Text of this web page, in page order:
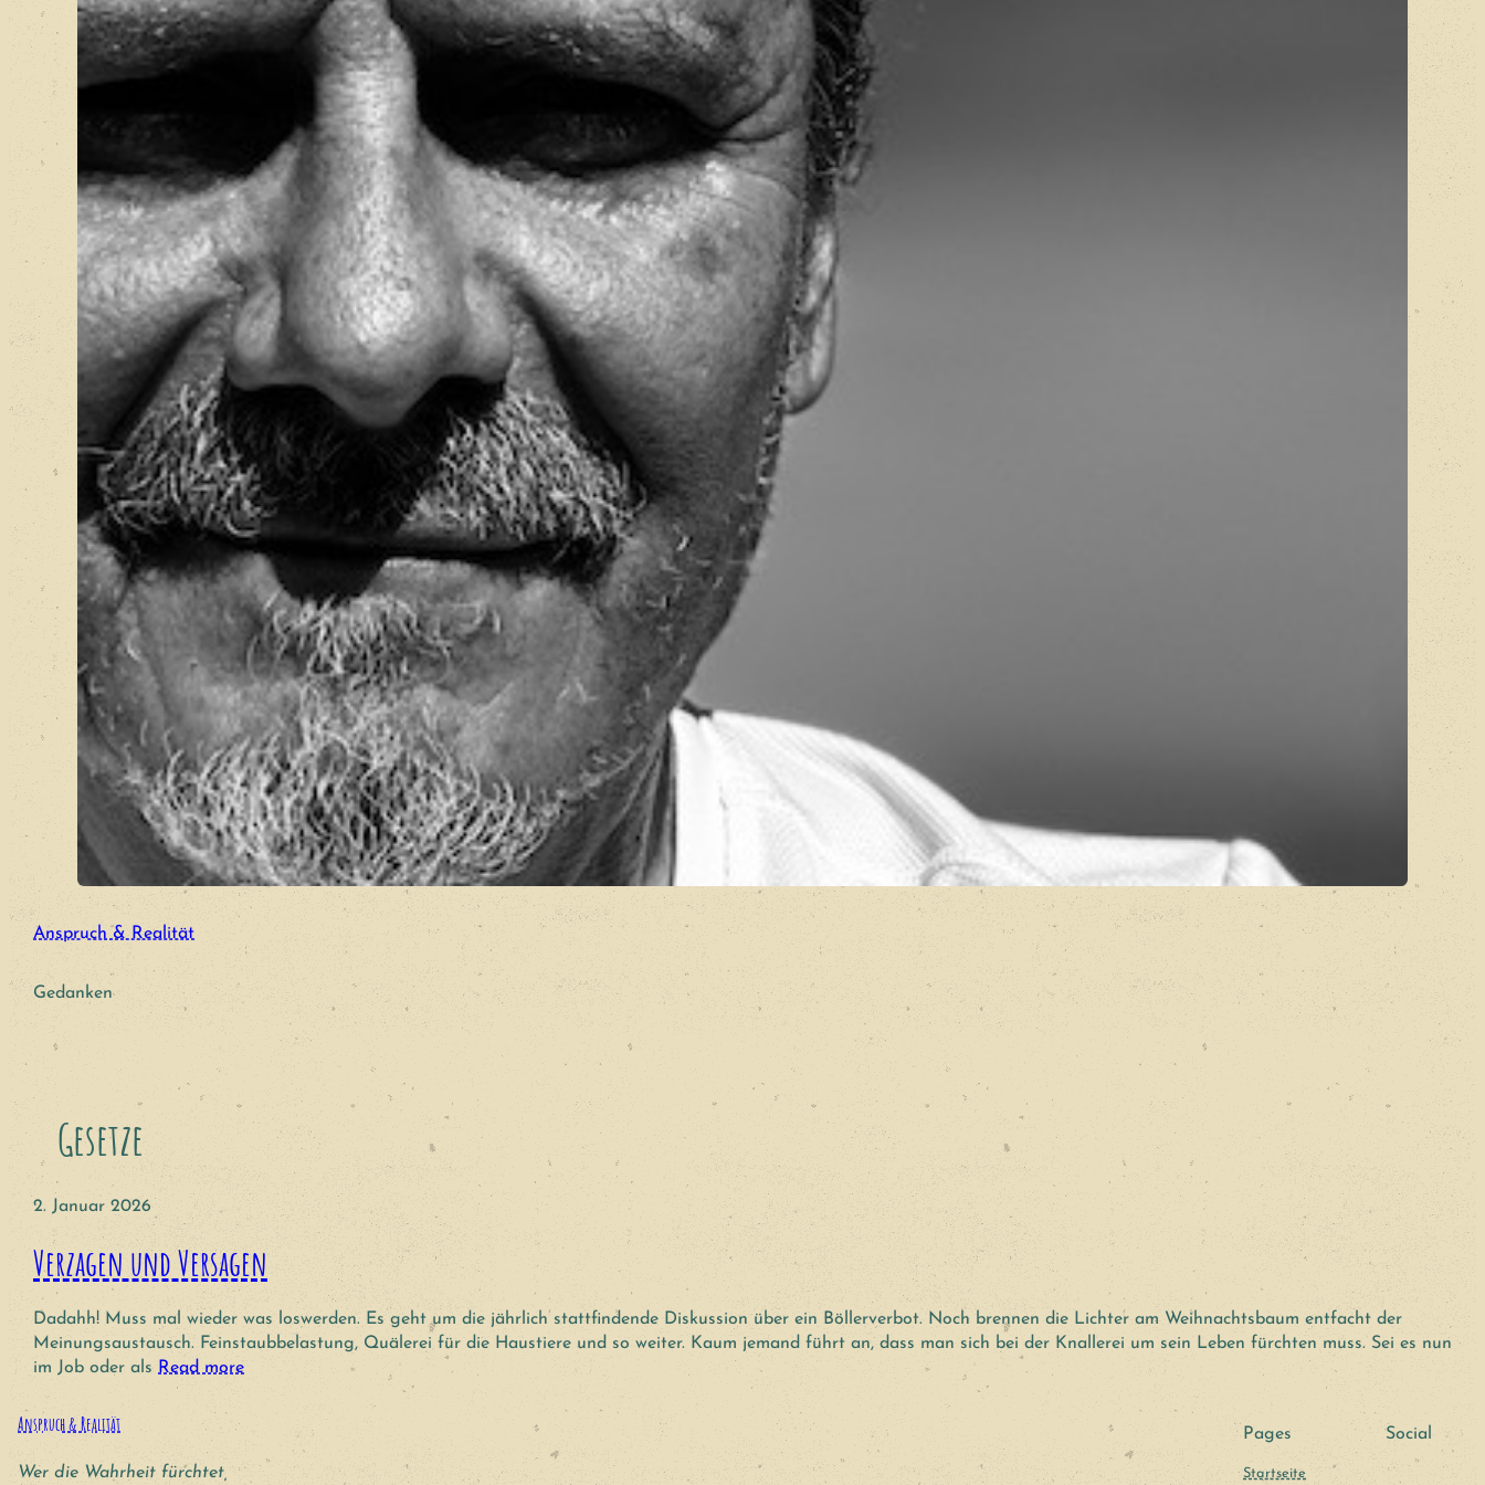
Anspruch & Realität
Gedanken
Gesetze
2. Januar 2026
Verzagen und Versagen
Dadahh! Muss mal wieder was loswerden. Es geht um die jährlich stattfindende Diskussion über ein Böllerverbot. Noch brennen die Lichter am Weihnachtsbaum entfacht der
Meinungsaustausch. Feinstaubbelastung, Quälerei für die Haustiere und so weiter. Kaum jemand führt an, dass man sich bei der Knallerei um sein Leben fürchten muss. Sei es nun
im Job oder als Read more
Anspruch & Realität
Wer die Wahrheit fürchtet,
Pages
Startseite
Social